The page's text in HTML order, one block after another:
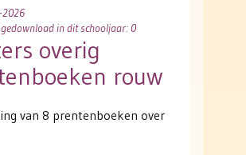
in dit schooljaar: 0
overig
rouw
van 8 prentenboeken over